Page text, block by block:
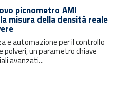
picnometro AMI
misura della densità reale
e automazione per il controllo
polveri, un parametro chiave
avanzati...